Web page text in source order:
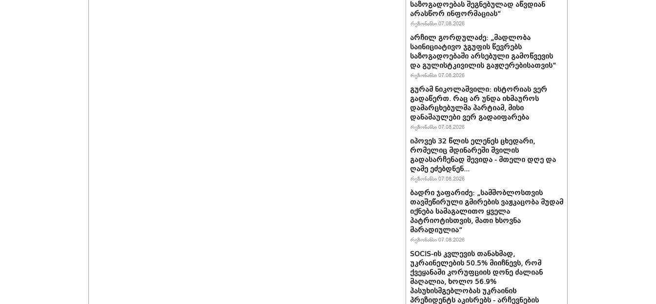
საზოგადოებას შეგნებულად აწვდიან
არასწორ ინფორმაციას“
რეზონანსი 07.08.2026
არჩილ გორდულაძე: „მადლობა
საინიციატივო ჯგუფის წევრებს
საზოგადოებაში არსებული გამოწვევის
და გულისტკივილის გაჟღერებისათვის“
რეზონანსი 07.08.2026
გურამ ნიკოლაშვილი: ისტორიას ვერ
გადაწერთ. რაც არ უნდა იხმაუროს
დამარცხებულმა პარტიამ, მისი
დანაშაულები ვერ გადაიფარება
რეზონანსი 07.08.2026
იპოვეს 32 წლის ელენეს ცხედარი,
რომელიც მდინარეში შვილის
გადასარჩენად შევიდა - მთელი დღე და
ღამე ეძებდნენ...
რეზონანსი 07.08.2026
ბადრი ჯაფარიძე: „სამშობლოსთვის
თავშეწირული გმირების ვაჟკაცობა მუდამ
იქნება სამაგალითო ყველა
პატრიოტისთვის, მათი ხსოვნა
მარადიულია“
რეზონანსი 07.08.2026
SOCIS-ის კვლევის თანახმად,
უკრაინელების 50.5% მიიჩნევს, რომ
ქვეყანაში კორუფციის დონე ძალიან
მაღალია, ხოლო 56.9%
პასუხისმგებლობას უკრაინის
პრეზიდენტს აკისრებს - არჩევნების